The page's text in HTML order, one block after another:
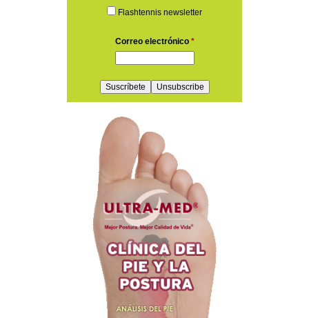
Flashtennis newsletter
Correo electrónico *